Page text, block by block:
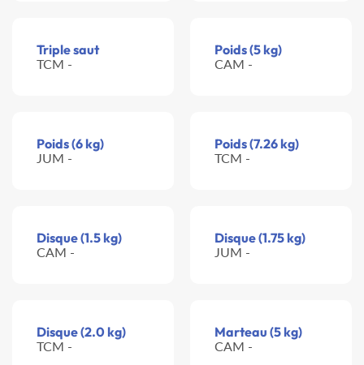
Triple saut
TCM -
Poids (5 kg)
CAM -
Poids (6 kg)
JUM -
Poids (7.26 kg)
TCM -
Disque (1.5 kg)
CAM -
Disque (1.75 kg)
JUM -
Disque (2.0 kg)
TCM -
Marteau (5 kg)
CAM -